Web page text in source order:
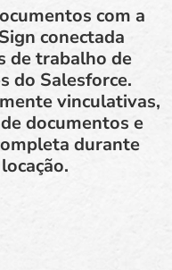
com a
conectada
de trabalho de
do Salesforce.
vinculativas,
documentos e
durante